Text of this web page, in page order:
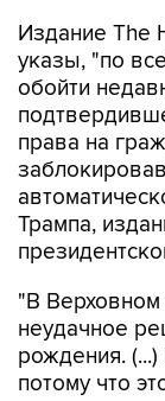
Издание The
указы, "по
обойти
права на
Трампа,
"В
неудачное
рождения.
потому что